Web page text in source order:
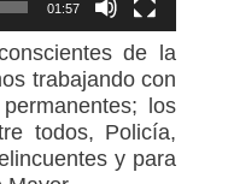
01:57
de la
trabajando con
los
todos, Policía,
y para